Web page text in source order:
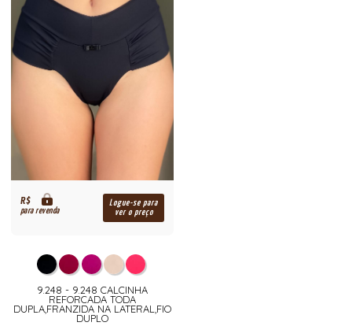
R$
para revenda
Logue-se para
ver o preço
9.248 - 9.248 CALCINHA
REFORCADA TODA
DUPLA,FRANZIDA NA LATERAL,FIO
DUPLO